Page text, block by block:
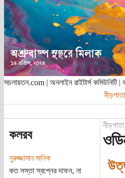
সচলায়তন.com | অনলাইন রাইটার্স
নীড়পাতা
কলরব
নুরুজ্জামান মানিক
কত সস্তা স্বপ্নের দাফন, না
নীড়পাতা